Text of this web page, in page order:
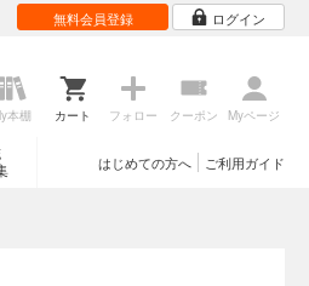
無料会員登録 ログイン
本棚 カート フォロー クーポン Myページ
ご利用ガイド
はじめての方へ